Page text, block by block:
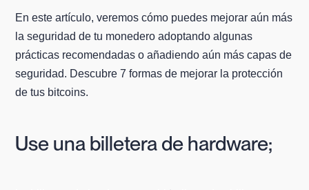
En este artículo, veremos cómo puedes mejorar aún más
la seguridad de tu monedero adoptando algunas
prácticas recomendadas o añadiendo aún más capas de
seguridad. Descubre 7 formas de mejorar la protección
de tus bitcoins.
Use una billetera de hardware;